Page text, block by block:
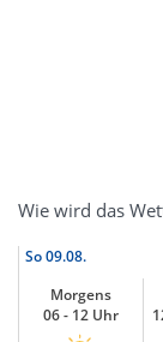
Wie wird das
So09.08.
Morgens
06 - 12 Uhr